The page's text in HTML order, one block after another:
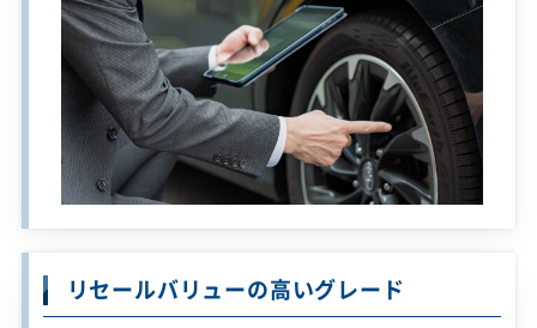
リセールバリューの高いグレード